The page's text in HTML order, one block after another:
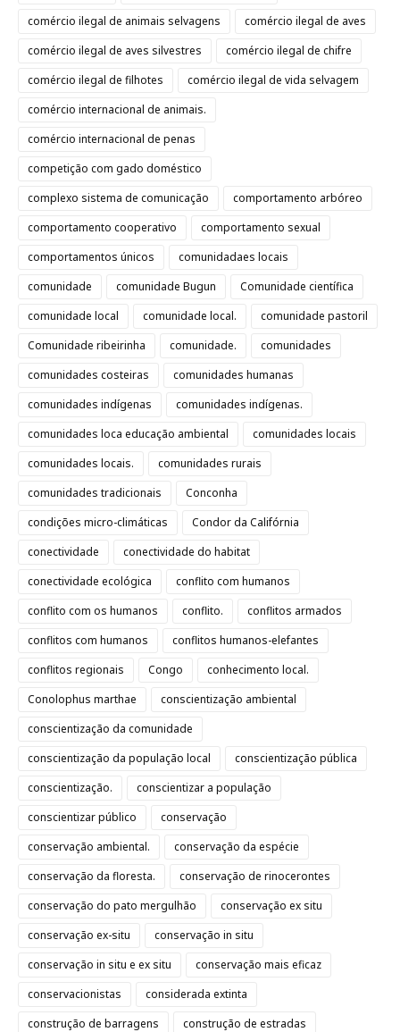
comércio ilegal de animais selvagens
comércio ilegal de aves
comércio ilegal de aves silvestres
comércio ilegal de chifre
comércio ilegal de filhotes
comércio ilegal de vida selvagem
comércio internacional de animais.
comércio internacional de penas
competição com gado doméstico
complexo sistema de comunicação
comportamento arbóreo
comportamento cooperativo
comportamento sexual
comportamentos únicos
comunidadaes locais
comunidade
comunidade Bugun
Comunidade científica
comunidade local
comunidade local.
comunidade pastoril
Comunidade ribeirinha
comunidade.
comunidades
comunidades costeiras
comunidades humanas
comunidades indígenas
comunidades indígenas.
comunidades loca educação ambiental
comunidades locais
comunidades locais.
comunidades rurais
comunidades tradicionais
Conconha
condições micro-climáticas
Condor da Califórnia
conectividade
conectividade do habitat
conectividade ecológica
conflito com humanos
conflito com os humanos
conflito.
conflitos armados
conflitos com humanos
conflitos humanos-elefantes
conflitos regionais
Congo
conhecimento local.
Conolophus marthae
conscientização ambiental
conscientização da comunidade
conscientização da população local
conscientização pública
conscientização.
conscientizar a população
conscientizar público
conservação
conservação ambiental.
conservação da espécie
conservação da floresta.
conservação de rinocerontes
conservação do pato mergulhão
conservação ex situ
conservação ex-situ
conservação in situ
conservação in situ e ex situ
conservação mais eficaz
conservacionistas
considerada extinta
construção de barragens
construção de estradas